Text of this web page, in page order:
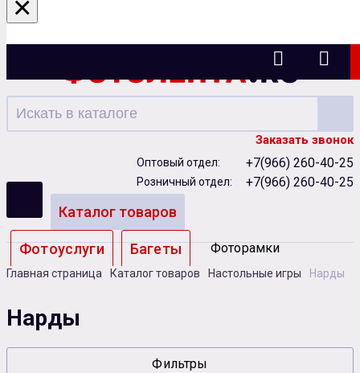
Ижевск
Заказать звонок
Оптовый отдел: +7(966) 260-40-25
Розничный отдел: +7(966) 260-40-25
Каталог товаров
Фотоуслуги Багеты Фоторамки
Бумага
Сублимация
Главная страница Каталог товаров Настольные игры Нарды
Нарды
Фильтры
×